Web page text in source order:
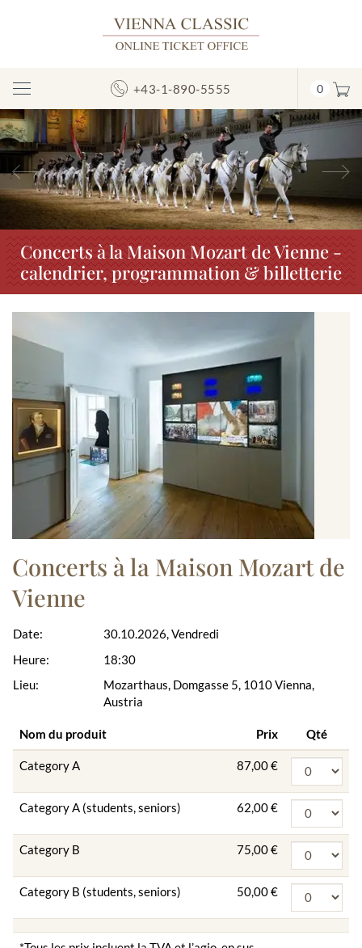
Afficher/masquer
la
navigation
+43-1-890-5555 0
Précédent
Concerts à la Maison Mozart de Vienne -
calendrier, programmation & billetterie
Concerts à la Maison Mozart de
Vienne
Date:
Heure:
Lieu:
30.10.2026, Vendredi
18:30
Mozarthaus, Domgasse 5, 1010 Vienna,
Austria
Nom du produit Prix Qté
Category A 87,00 €
Category A (students, seniors) 62,00 €
Category B 75,00 €
Category B (students, seniors) 50,00 €